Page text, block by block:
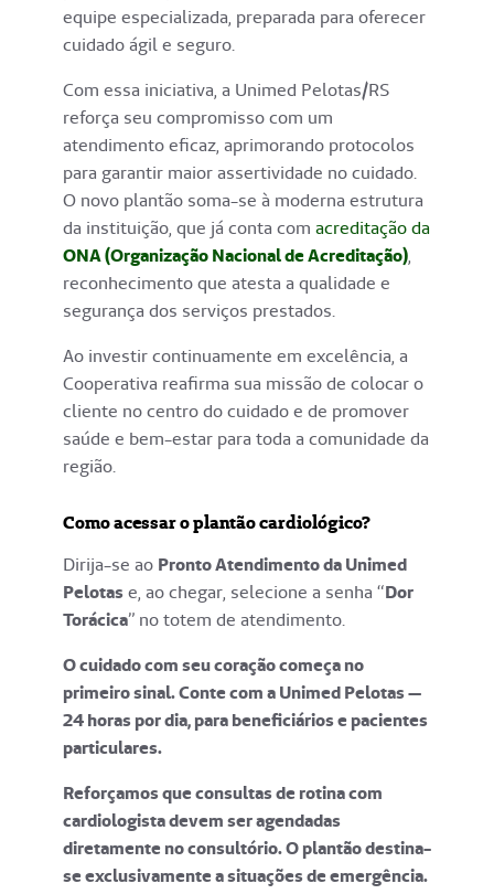
equipe especializada, preparada para oferecer
cuidado ágil e seguro.
Com essa iniciativa, a Unimed Pelotas/RS
reforça seu compromisso com um
atendimento eficaz, aprimorando protocolos
para garantir maior assertividade no cuidado.
O novo plantão soma-se à moderna estrutura
da instituição, que já conta com acreditação da
ONA (Organização Nacional de Acreditação),
reconhecimento que atesta a qualidade e
segurança dos serviços prestados.
Ao investir continuamente em excelência, a
Cooperativa reafirma sua missão de colocar o
cliente no centro do cuidado e de promover
saúde e bem-estar para toda a comunidade da
região.
Como acessar o plantão cardiológico?
Dirija-se ao Pronto Atendimento da Unimed
Pelotase, ao chegar, selecione a senha “Dor
Torácica” no totem de atendimento.
O cuidado com seu coração começa no
primeiro sinal. Conte com a Unimed Pelotas —
24 horas por dia, para beneficiários e pacientes
particulares.
Reforçamos que consultas de rotina com
cardiologista devem ser agendadas
diretamente no consultório. O plantão destina-
se exclusivamente a situações de emergência.